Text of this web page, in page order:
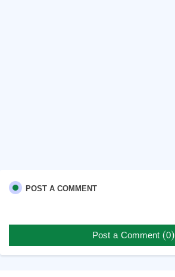
POST A COMMENT
Post a Comment (0)